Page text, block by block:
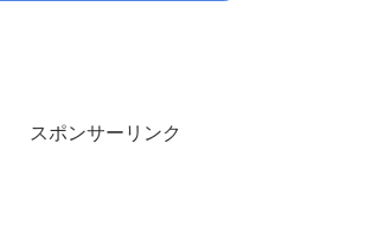
スポンサーリンク